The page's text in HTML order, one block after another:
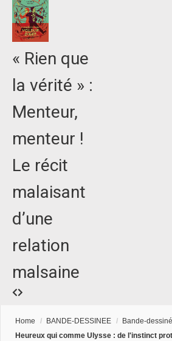
« Rien que
la vérité » :
Menteur,
menteur !
Le récit
malaisant
d’une
relation
malsaine
Home / BANDE-DESSINEE / Bande-
Heureux qui comme Ulysse : de l'instinct